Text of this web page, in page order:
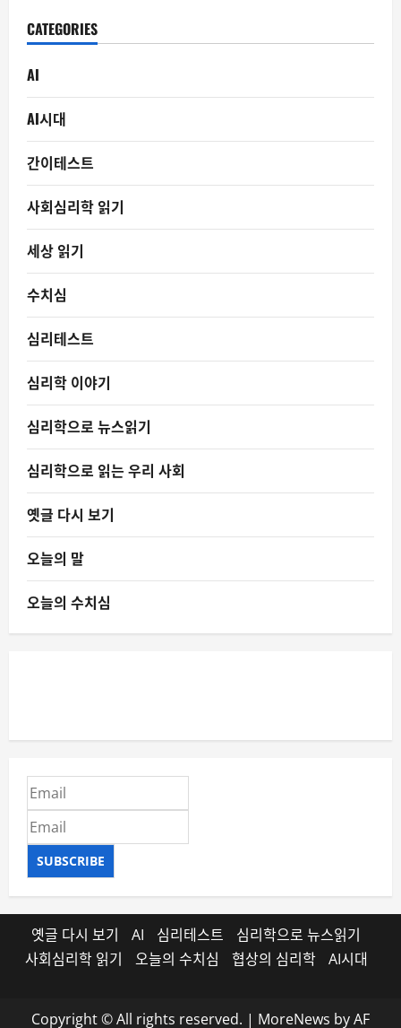
CATEGORIES
AI
AI시대
간이테스트
사회심리학 읽기
세상 읽기
수치심
심리테스트
심리학 이야기
심리학으로 뉴스읽기
심리학으로 읽는 우리 사회
옛글 다시 보기
오늘의 말
오늘의 수치심
SUBSCRIBE
옛글 다시 보기 AI 심리테스트
심리학으로 뉴스읽기
사회심리학 읽기
오늘의 수치심 협상의 심리학 AI시대
Copyright © All rights reserved. | MoreNews by AF